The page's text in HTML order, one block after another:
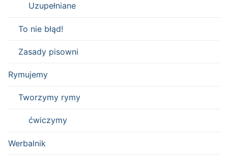
Uzupełniane
To nie błąd!
Zasady pisowni
Rymujemy
Tworzymy rymy
ćwiczymy
Werbalnik